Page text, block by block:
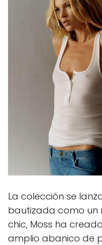
La colección se
bautizada como un
chic, Moss ha
amplio abanico de